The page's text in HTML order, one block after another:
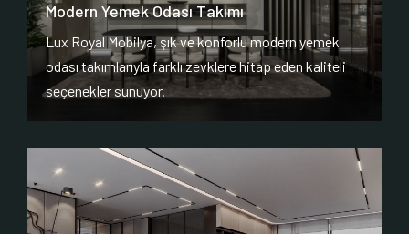
Modern Yemek Odası Takımı
Lux Royal Mobilya, şık ve konforlu modern yemek
odası takımlarıyla farklı zevklere hitap eden kaliteli
seçenekler sunuyor.